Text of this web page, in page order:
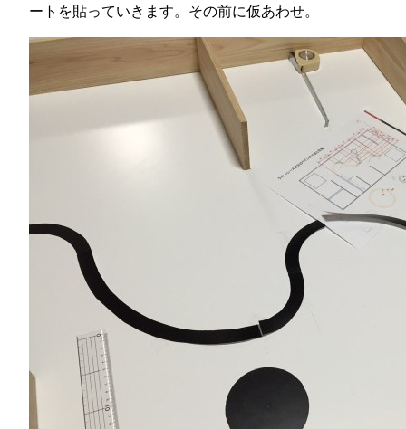
ートを貼っていきます。その前に仮あわせ。